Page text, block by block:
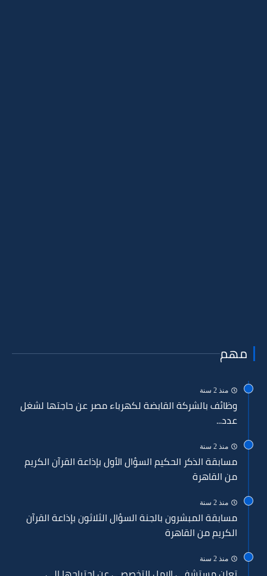
مهم
منذ 2 سنة
وظائف بالشركة القابضة لكهرباء مصر عن حاجتها لشغل
عدد...
منذ 2 سنة
مسابقة الذكر الحكيم السؤال الأول بإذاعة القرآن الكريم
من القاهرة
منذ 2 سنة
مسابقة المبشرون بالجنة السؤال الثلاثون بإذاعة القرآن
الكريم من القاهرة
منذ 2 سنة